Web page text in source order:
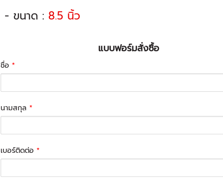
- ขนาด : 8.5 นิ้ว
แบบฟอร์มสั่งซื้อ
ชื่อ *
นามสกุล *
เบอร์ติดต่อ *